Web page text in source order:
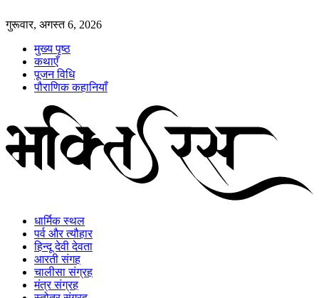
गुरूवार, अगस्त 6, 2026
मुख्य पृष्ठ
कथाएँ
पूजन विधि
पौराणिक कहानियाँ
धार्मिक स्थल
पर्व और त्यौहार
हिन्दू देवी देवता
आरती संगह
चालीसा संग्रह
मंत्र संग्रह